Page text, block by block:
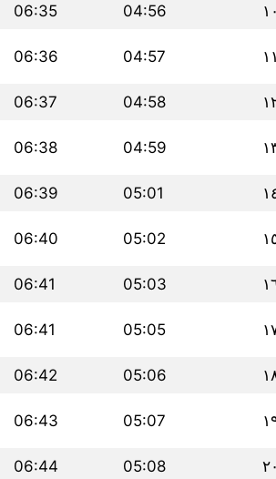
١٠ 04:56
06:35
١١ 04:57
06:36
04:58
06:37
04:59
06:38
05:01
06:39
05:02
06:40
05:03
06:41
05:05
06:41
05:06
06:42
05:07
06:43
٢٠ 05:08
06:44